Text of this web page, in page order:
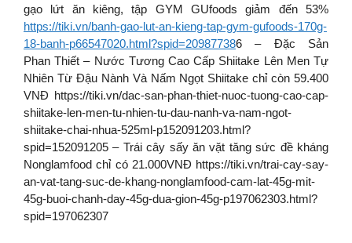
gạo lứt ăn kiêng, tập GYM GUfoods giảm đến 53%
https://tiki.vn/banh-gao-lut-an-kieng-tap-gym-gufoods-170g-
18-banh-p66547020.html?spid=209877386 – Đặc Sản
Phan Thiết – Nước Tương Cao Cấp Shiitake Lên Men Tự
Nhiên Từ Đậu Nành Và Nấm Ngọt Shiitake chỉ còn 59.400
VNĐ https://tiki.vn/dac-san-phan-thiet-nuoc-tuong-cao-cap-
shiitake-len-men-tu-nhien-tu-dau-nanh-va-nam-ngot-
shiitake-chai-nhua-525ml-p152091203.html?
spid=152091205 – Trái cây sấy ăn vặt tăng sức đề kháng
Nonglamfood chỉ có 21.000VNĐ https://tiki.vn/trai-cay-say-
an-vat-tang-suc-de-khang-nonglamfood-cam-lat-45g-mit-
45g-buoi-chanh-day-45g-dua-gion-45g-p197062303.html?
spid=197062307